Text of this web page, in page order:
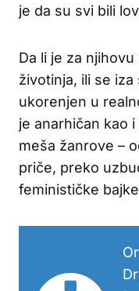
je da su svi bili
Da li je za
životinja, ili se
ukorenjen u
je anarhičan kao
meša žanrove –
priče, preko
feminističke